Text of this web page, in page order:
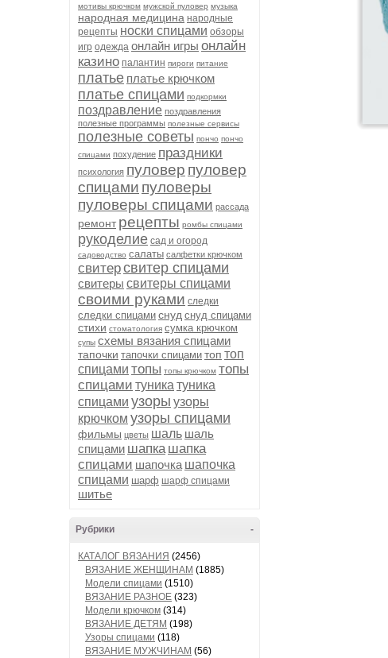
мотивы крючком мужской пуловер музыка
народная медицина народные
рецепты носки спицами обзоры
игр одежда онлайн игры онлайн
казино палантин пироги питание
платье платье крючком
платье спицами подкормки
поздравление поздравления
полезные программы полезные сервисы
полезные советы пончо пончо
спицами похудение праздники
психология пуловер пуловер
спицами пуловеры
пуловеры спицами рассада
ремонт рецепты ромбы спицами
рукоделие сад и огород
садоводство салаты салфетки крючком
свитерсвитер спицами
свитеры свитеры спицами
своими руками следки
следки спицами снуд снуд спицами
стихи стоматология сумка крючком
супы схемы вязания спицами
тапочки тапочки спицами топ топ
спицами топы топы крючком топы
спицами туника туника
спицами узоры узоры
крючком узоры спицами
фильмы цветы шаль шаль
спицами шапка шапка
спицами шапочка шапочка
спицами шарф шарф спицами
шитье
-
Рубрики
КАТАЛОГ ВЯЗАНИЯ (2456)
ВЯЗАНИЕ ЖЕНЩИНАМ (1885)
Модели спицами (1510)
ВЯЗАНИЕ РАЗНОЕ (323)
Модели крючком (314)
ВЯЗАНИЕ ДЕТЯМ (198)
Узоры спицами (118)
ВЯЗАНИЕ МУЖЧИНАМ (56)